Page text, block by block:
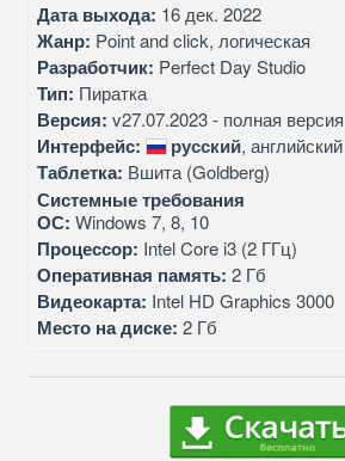
Дата выхода: 16 дек. 2022
Жанр: Point and click, логическая
Разработчик: Perfect Day Studio
Тип: Пиратка
Версия: v27.07.2023 - полная
Интерфейс: русский, английский
Таблетка: Вшита (Goldberg)
Системные требования
ОС: Windows 7, 8, 10
Процессор: Intel Core i3 (2 ГГц)
Оперативная память: 2 Гб
Видеокарта: Intel HD Graphics 3000
Место на диске: 2 Гб